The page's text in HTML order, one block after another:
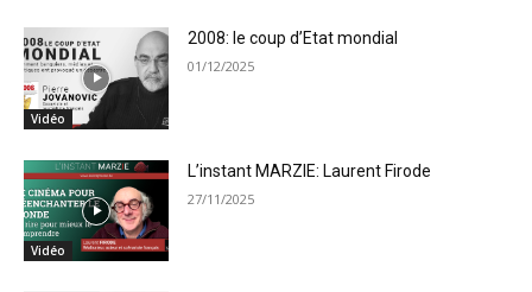
Vidéo
2008: le coup d’Etat mondial
01/12/2025
Vidéo
L’instant MARZIE: Laurent Firode
27/11/2025